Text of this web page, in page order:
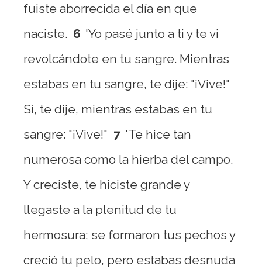
fuiste aborrecida el día en que
naciste. 6 'Yo pasé junto a ti y te vi
revolcándote en tu sangre. Mientras
estabas en tu sangre, te dije: "¡Vive!"
Sí, te dije, mientras estabas en tu
sangre: "¡Vive!" 7 'Te hice tan
numerosa como la hierba del campo.
Y creciste, te hiciste grande y
llegaste a la plenitud de tu
hermosura; se formaron tus pechos y
creció tu pelo, pero estabas desnuda